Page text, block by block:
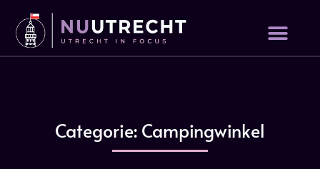
Categorie: Campingwinkel